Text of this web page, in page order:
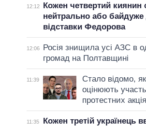
12:12
Кожен четвертий киянин
нейтрально або байдуже
відставки Федорова
12:06
Росія знищила усі АЗС в
громад на Полтавщині
11:39
Стало відомо, як
оцінюють
протестних
11:35
Кожен третій українець